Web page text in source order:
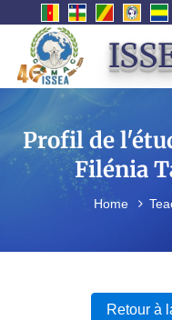
Profil de
Filénia
Home
Retour à